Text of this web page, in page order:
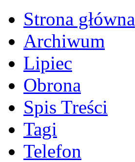
Strona główna
Archiwum
Lipiec
Obrona
Spis Treści
Tagi
Telefon